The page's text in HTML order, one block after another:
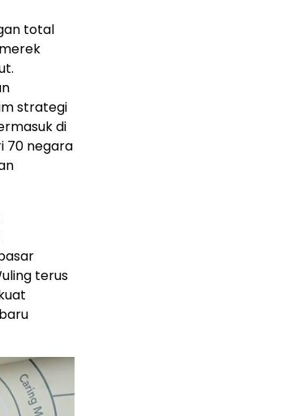
total
strategi
di
70 negara
terus